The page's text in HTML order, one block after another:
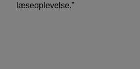
læseoplevelse.”